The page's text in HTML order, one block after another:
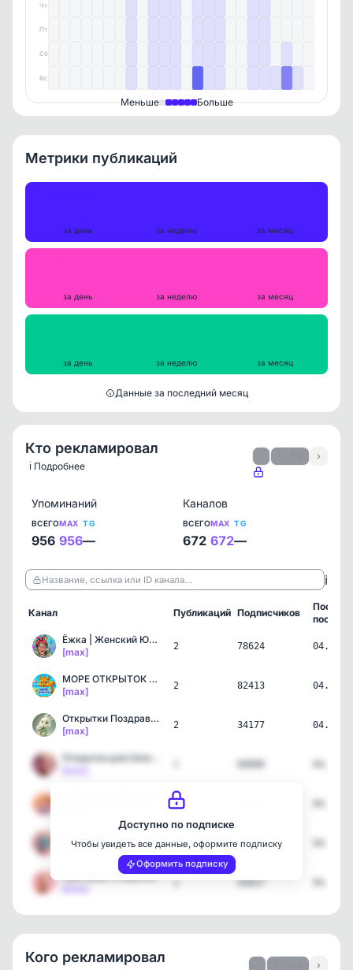
Чт
Пт
Сб
Вс
Меньше Больше
Метрики публикаций
за день за неделю за месяц
за день за неделю за месяц
за день за неделю за месяц
Данные за последний месяц
Кто рекламировал
ℹ️ Подробнее
›
Упоминаний
ВСЕГО
956
MAX
956
TG
—
Каналов
ВСЕГО
672
MAX
672
TG
—
Название, ссылка или ID канала… ℹ️
Канал Публикаций Подписчиков
пост
Ёжка | Женский Юмор
[max]
2 78624
МОРЕ ОТКРЫТОК 🏖️💌
[max]
2 82413
Открытки Поздравления
[max]
2 34177
1
[max]
2 153824
Красивые Открытки
1 93637
Доступно по подписке
Чтобы увидеть все данные, оформите подписку
Оформить подписку
Кого рекламировал ›